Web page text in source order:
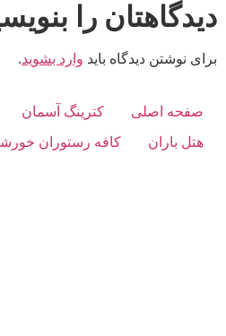
دیدگاهتان را
برای نوشتن دیدگاه باید وارد بشوید.
صفحه اصلی کترینگ آسمان
هتل باران
کافه رستوران